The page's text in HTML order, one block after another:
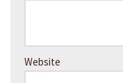
Website